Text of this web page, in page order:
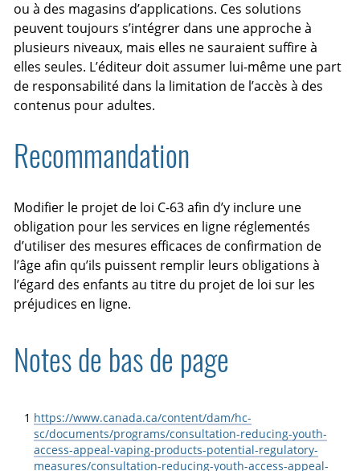
ou à des magasins d’applications. Ces solutions
peuvent toujours s’intégrer dans une approche à
plusieurs niveaux, mais elles ne sauraient suffire à
elles seules. L’éditeur doit assumer lui-même une part
de responsabilité dans la limitation de l’accès à des
contenus pour adultes.
Recommandation
Modifier le projet de loi C-63 afin d’y inclure une
obligation pour les services en ligne réglementés
d’utiliser des mesures efficaces de confirmation de
l’âge afin qu’ils puissent remplir leurs obligations à
l’égard des enfants au titre du projet de loi sur les
préjudices en ligne.
Notes de bas de page
1 https://www.canada.ca/content/dam/hc-
sc/documents/programs/consultation-reducing-youth-
access-appeal-vaping-products-potential-regulatory-
measures/consultation-reducing-youth-access-appeal-